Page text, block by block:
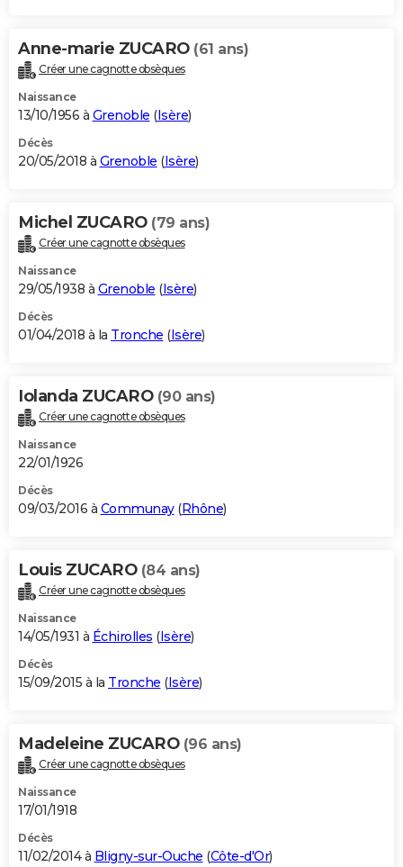
Anne-marie ZUCARO (61 ans)
Créer une cagnotte obsèques
Naissance
13/10/1956 à Grenoble (Isère)
Décès
20/05/2018 à Grenoble (Isère)
Michel ZUCARO (79 ans)
Créer une cagnotte obsèques
Naissance
29/05/1938 à Grenoble (Isère)
Décès
01/04/2018 à la Tronche (Isère)
Iolanda ZUCARO (90 ans)
Créer une cagnotte obsèques
Naissance
22/01/1926
Décès
09/03/2016 à Communay(Rhône)
Louis ZUCARO (84 ans)
Créer une cagnotte obsèques
Naissance
14/05/1931 à Échirolles (Isère)
Décès
15/09/2015 à la Tronche (Isère)
Madeleine ZUCARO (96 ans)
Créer une cagnotte obsèques
Naissance
17/01/1918
Décès
11/02/2014 à Bligny-sur-Ouche (Côte-d'Or)